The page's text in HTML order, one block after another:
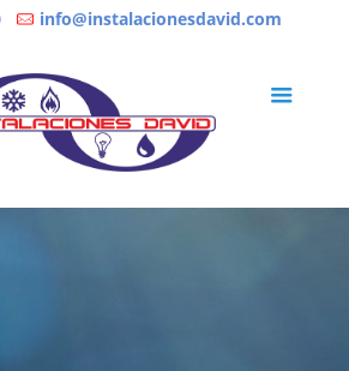
info@instalacionesdavid.com